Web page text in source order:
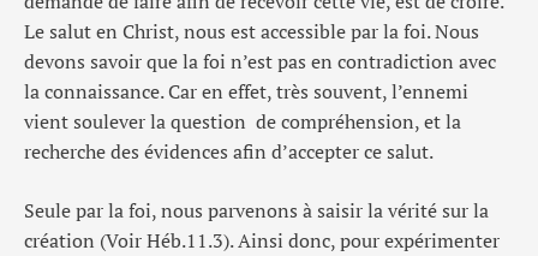
Le salut en Christ, nous est accessible par la foi. Nous
devons savoir que la foi n’est pas en contradiction avec
la connaissance. Car en effet, très souvent, l’ennemi
vient soulever la question de compréhension, et la
recherche des évidences afin d’accepter ce salut.
Seule par la foi, nous parvenons à saisir la vérité sur la
création (Voir Héb.11.3). Ainsi donc, pour expérimenter